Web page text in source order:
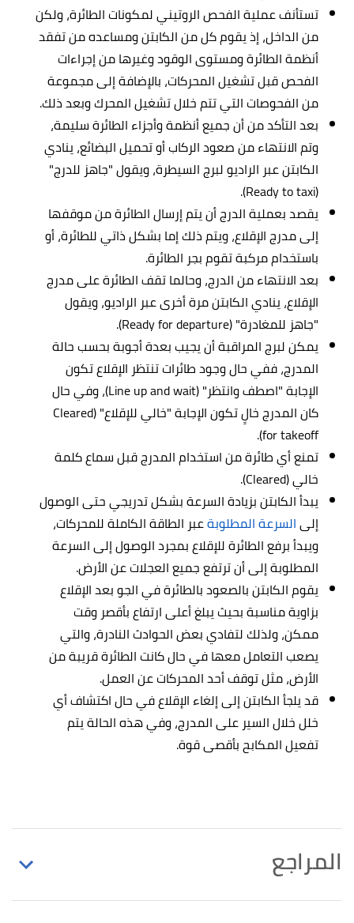
تستأنف عملية الفحص الروتيني لمكونات الطائرة، ولكن
من الداخل، إذ يقوم كل من الكابتن ومساعده من تفقد
أنظمة الطائرة ومستوى الوقود وغيرها من إجراءات
الفحص قبل تشغيل المحركات، بالإضافة إلى مجموعة
من الفحوصات التي تتم خلال تشغيل المحرك وبعد ذلك.
بعد التأكد من أن جميع أنظمة وأجزاء الطائرة سليمة،
وتم الانتهاء من صعود الركاب أو تحميل البضائع، ينادي
الكابتن عبر الراديو لبرج السيطرة، ويقول "جاهز للدرج"
(Ready to taxi).
يقصد بعملية الدرج أن يتم إرسال الطائرة من موقفها
إلى مدرج الإقلاع، ويتم ذلك إما بشكل ذاتي للطائرة، أو
باستخدام مركبة تقوم بجر الطائرة.
بعد الانتهاء من الدرج، وحالما تقف الطائرة على مدرج
الإقلاع، ينادي الكابتن مرة أخرى عبر الراديو، ويقول
"جاهز للمغادرة" (Ready for departure).
يمكن لبرج المراقبة أن يجيب بعدة أجوبة بحسب حالة
المدرج، ففي حال وجود طائرات تنتظر الإقلاع تكون
الإجابة "اصطف وانتظر" (Line up and wait)، وفي حال
كان المدرج خالٍ تكون الإجابة "خالي للإقلاع" (Cleared
for takeoff).
تمنع أي طائرة من استخدام المدرج قبل سماع كلمة
خالي (Cleared).
يبدأ الكابتن بزيادة السرعة بشكل تدريجي حتى الوصول
إلىالسرعة المطلوبةعبر الطاقة الكاملة للمحركات،
ويبدأ برفع الطائرة للإقلاع بمجرد الوصول إلى السرعة
المطلوبة إلى أن ترتفع جميع العجلات عن الأرض.
يقوم الكابتن بالصعود بالطائرة في الجو بعد الإقلاع
بزاوية مناسبة بحيث يبلغ أعلى ارتفاع بأقصر وقت
ممكن، ولذلك لتفادي بعض الحوادث النادرة، والتي
يصعب التعامل معها في حال كانت الطائرة قريبة من
الأرض، مثل توقف أحد المحركات عن العمل.
قد يلجأ الكابتن إلى إلغاء الإقلاع في حال اكتشاف أي
خلل خلال السير على المدرج، وفي هذه الحالة يتم
تفعيل المكابح بأقصى قوة.
المراجع